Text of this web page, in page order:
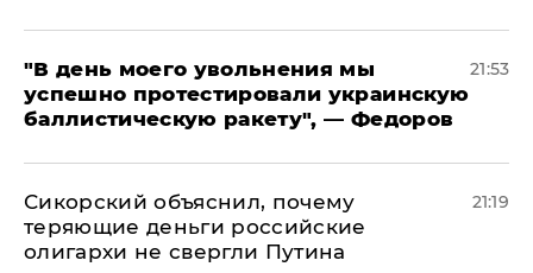
​"В день моего увольнения мы
успешно протестировали украинскую
баллистическую ракету", — Федоров
21:53
Сикорский объяснил, почему
теряющие деньги российские
олигархи не свергли Путина
21:19